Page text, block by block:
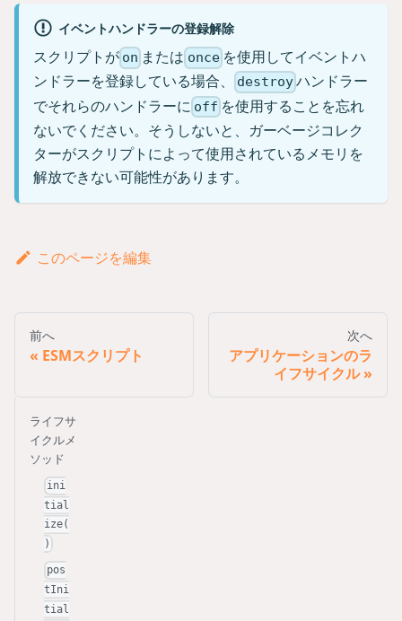
イベントハンドラーの登録解除
スクリプトが on または onceを使用してイベントハ
ンドラーを登録している場合、
destroyハンドラー
でそれらのハンドラーに off を使用することを忘れ
ないでください。そうしないと、ガーベージコレク
ターがスクリプトによって使用されているメモリを
解放できない可能性があります。
このページを編集
前へ
ESMスクリプト
次へ
アプリケーションのラ
イフサイクル
ライフサ
イクルメ
ソッド
ini
tial
ize(
)
pos
tIni
tial